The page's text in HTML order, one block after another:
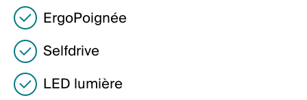
English
Suède
Svenska
ErgoPoignée
Selfdrive
LED lumière